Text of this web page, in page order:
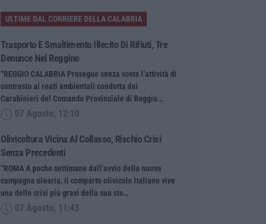
ULTIME DAL CORRIERE DELLA CALABRIA
Trasporto E Smaltimento Illecito Di Rifiuti, Tre
Denunce Nel Reggino
“REGGIO CALABRIA Prosegue senza sosta l’attività di
contrasto ai reati ambientali condotta dai
Carabinieri del Comando Provinciale di Reggio…
07 Agosto, 12:10
Olivicoltura Vicina Al Collasso, Rischio Crisi
Senza Precedenti
“ROMA A poche settimane dall’avvio della nuova
campagna olearia, il comparto olivicolo italiano vive
una delle crisi più gravi della sua sto…
07 Agosto, 11:43